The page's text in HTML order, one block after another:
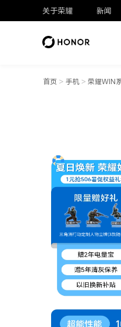
关于荣耀 新闻
首页 > 手机 > 荣耀WIN